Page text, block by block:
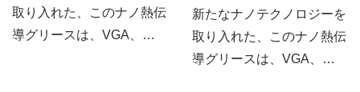
取り入れた、このナノ熱伝
導グリースは、VGA、
新たなナノテクノロジーを
取り入れた、このナノ熱伝
導グリースは、VGA、